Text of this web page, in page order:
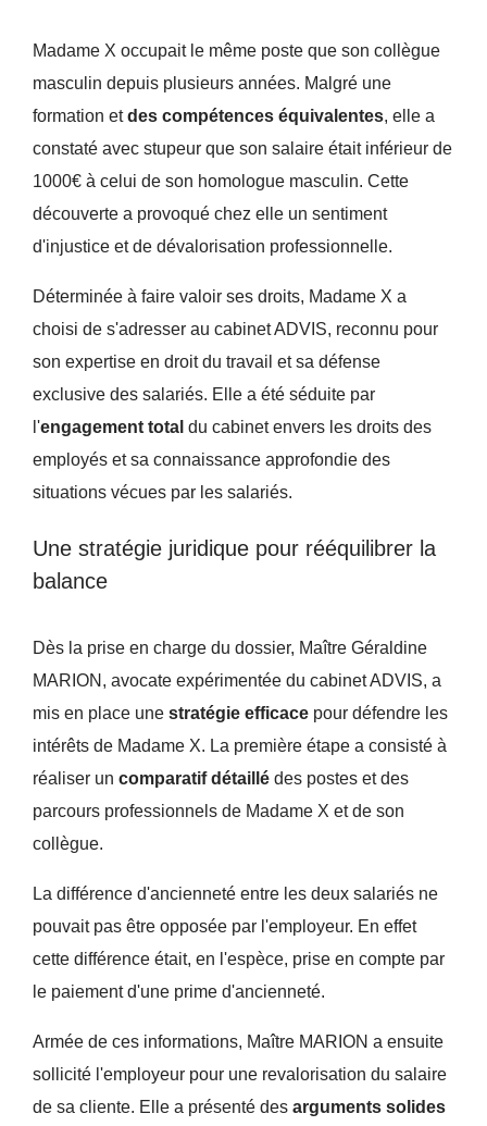
Madame X occupait le même poste que son collègue
masculin depuis plusieurs années. Malgré une
formation etdes compétences équivalentes, elle a
constaté avec stupeur que son salaire était inférieur de
1000€ à celui de son homologue masculin. Cette
découverte a provoqué chez elle un sentiment
d'injustice et de dévalorisation professionnelle.
Déterminée à faire valoir ses droits, Madame X a
choisi de s'adresser au cabinet ADVIS, reconnu pour
son expertise en droit du travail et sa défense
exclusive des salariés. Elle a été séduite par
l'engagement total du cabinet envers les droits des
employés et sa connaissance approfondie des
situations vécues par les salariés.
Une stratégie juridique pour rééquilibrer la
balance
Dès la prise en charge du dossier, Maître Géraldine
MARION, avocate expérimentée du cabinet ADVIS, a
mis en place une stratégie efficacepour défendre les
intérêts de Madame X. La première étape a consisté à
réaliser un comparatif détaillédes postes et des
parcours professionnels de Madame X et de son
collègue.
La différence d'ancienneté entre les deux salariés ne
pouvait pas être opposée par l'employeur. En effet
cette différence était, en l'espèce, prise en compte par
le paiement d'une prime d'ancienneté.
Armée de ces informations, Maître MARION a ensuite
sollicité l'employeur pour une revalorisation du salaire
de sa cliente. Elle a présenté des arguments solides